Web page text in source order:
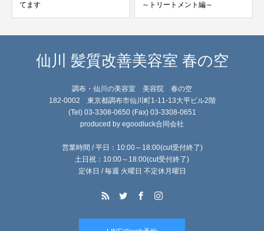
てます
～トリートメント編～
仙川 髪質改善美容室 春の空
調布・仙川の美容室 美容院 春の空
182-0002 東京都調布市仙川町1-11-13大平ビル2階
(Tel) 03-3308-0650 (Fax) 03-3308-0651
produced by egoodluck合同会社
営業時間 / 平日：10:00～18:00(cut受付終了)
土日祝：10:00～18:00(cut受付終了)
定休日 / 毎週 火曜日 不定休月曜日